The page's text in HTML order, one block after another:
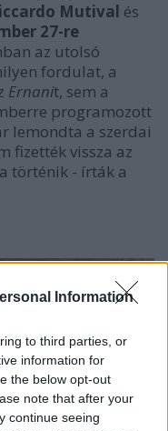
Information
to third parties, or
information for
the below opt-out
note that after your
continue seeing
Mutival és
27-re
az utolsó
fordulat, a
Ernanit, sem a
programozott
lemondta a szerdai
fizették vissza az
történik - írták a